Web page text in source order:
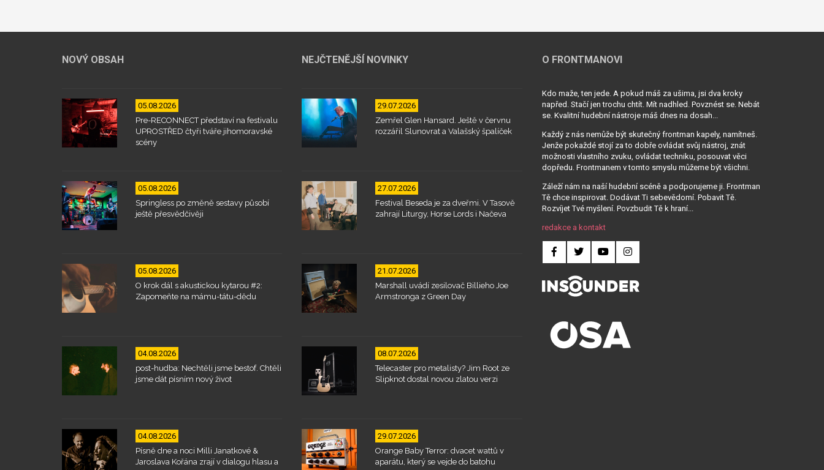
NOVÝ OBSAH
05.08.2026
Pre-RECONNECT představí na festivalu
UPROSTŘED čtyři tváře jihomoravské
scény
05.08.2026
Springless po změně sestavy působí
ještě přesvědčivěji
05.08.2026
O krok dál s akustickou kytarou #2:
Zapomeňte na mámu-tátu-dědu
04.08.2026
post-hudba: Nechtěli jsme bestof. Chtěli
jsme dát písním nový život
04.08.2026
Písně dne a noci Milli Janatkové &
Jaroslava Kořána zrají v dialogu hlasu a
NEJČTENĚJŠÍ NOVINKY
29.07.2026
Zemřel Glen Hansard. Ještě v červnu
rozzářil Slunovrat a Valašský špalíček
27.07.2026
Festival Beseda je za dveřmi. V Tasově
zahrají Liturgy, Horse Lords i Načeva
21.07.2026
Marshall uvádí zesilovač Billieho Joe
Armstronga z Green Day
08.07.2026
Telecaster pro metalisty? Jim Root ze
Slipknot dostal novou zlatou verzi
29.07.2026
Orange Baby Terror: dvacet wattů v
aparátu, který se vejde do batohu
O FRONTMANOVI
Kdo maže, ten jede. A pokud máš za ušima, jsi dva kroky
napřed. Stačí jen trochu chtít. Mít nadhled. Povznést se. Nebát
se. Kvalitní hudební nástroje máš dnes na dosah...
Každý z nás nemůže být skutečný frontman kapely, namítneš.
Jenže pokaždé stojí za to dobře ovládat svůj nástroj, znát
možnosti vlastního zvuku, ovládat techniku, posouvat věci
dopředu. Frontmanem v tomto smyslu můžeme být všichni.
Záleží nám na naší hudební scéně a podporujeme ji. Frontman
Tě chce inspirovat. Dodávat Ti sebevědomí. Pobavit Tě.
Rozvíjet Tvé myšlení. Povzbudit Tě k hraní...
redakce a kontakt